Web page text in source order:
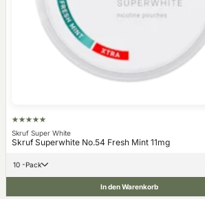
Skruf Super White
Skruf Superwhite No.54 Fresh Mint 11mg
10 -Pack
In den Warenkorb